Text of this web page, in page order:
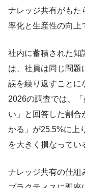
ナレッジ共有がもた
率化と生産性の向上
社内に蓄積された知
は、社員は同じ問題
誤を繰り返すことに
2026の調査では、
い」と回答した割合
かる」が25.5%に上
を大きく損なってい
ナレッジ共有の仕組